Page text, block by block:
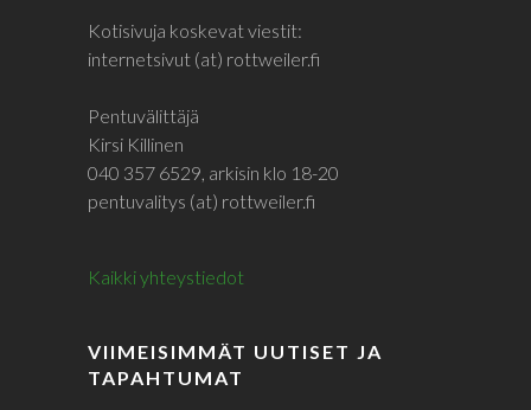
Kotisivuja koskevat viestit:
internetsivut (at) rottweiler.fi
Pentuvälittäjä
Kirsi Killinen
040 357 6529, arkisin klo 18-20
pentuvalitys (at) rottweiler.fi
Kaikki yhteystiedot
VIIMEISIMMÄT UUTISET JA
TAPAHTUMAT